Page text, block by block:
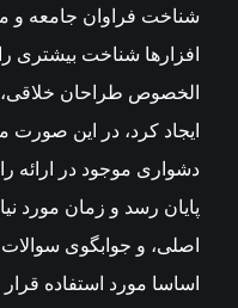
شناخت فراوان جامعه و
افزارها شناخت بیشتری
الخصوص طراحان
ایجاد کرد، در این صورت
دشواری موجود در ارائه
پایان رسد و زمان مورد
اصلی، و جوابگوی
اساسا مورد استفاده قرار